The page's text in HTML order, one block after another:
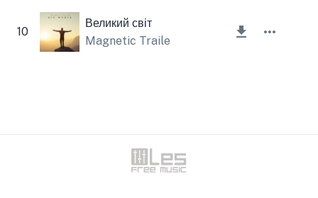
10
Великий світ
Magnetic Trailer